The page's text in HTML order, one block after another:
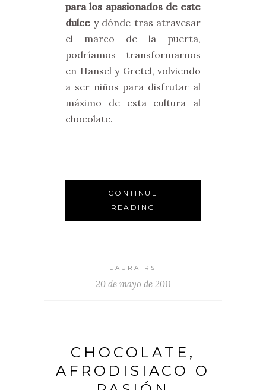
para los apasionados de este
dulce y dónde tras atravesar
el marco de la puerta,
podríamos transformarnos
en Hansel y Gretel, volviendo
a ser niños para disfrutar al
máximo de esta cultura al
chocolate.
CONTINUE
READING
LAURA RS
20 de mayo de 2011
CHOCOLATE,
AFRODISIACO O